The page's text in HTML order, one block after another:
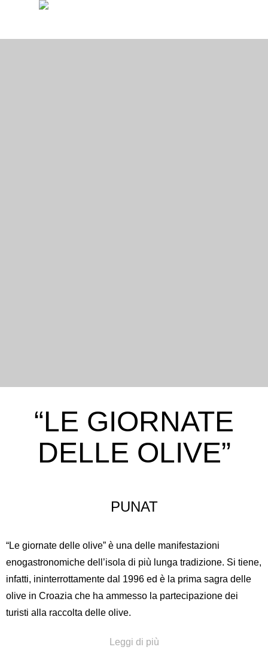
“LE GIORNATE
DELLE OLIVE”
PUNAT
“Le giornate delle olive” è una delle manifestazioni
enogastronomiche dell’isola di più lunga tradizione. Si tiene,
infatti, ininterrottamente dal 1996 ed è la prima sagra delle
olive in Croazia che ha ammesso la partecipazione dei
turisti alla raccolta delle olive.
“Le giornate delle olive” sono un appuntamento fisso d’inizio
Leggi di più